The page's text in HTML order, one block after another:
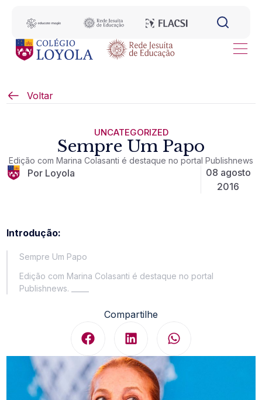
Voltar
UNCATEGORIZED
Sempre Um Papo
Edição com Marina Colasanti é destaque no portal Publishnews
Por Loyola
08 agosto
2016
Introdução:
Sempre Um Papo
Edição com Marina Colasanti é destaque no portal
Publishnews. _____
Compartilhe